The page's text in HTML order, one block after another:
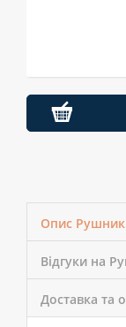
Опис
Відгуки на
Доставка та